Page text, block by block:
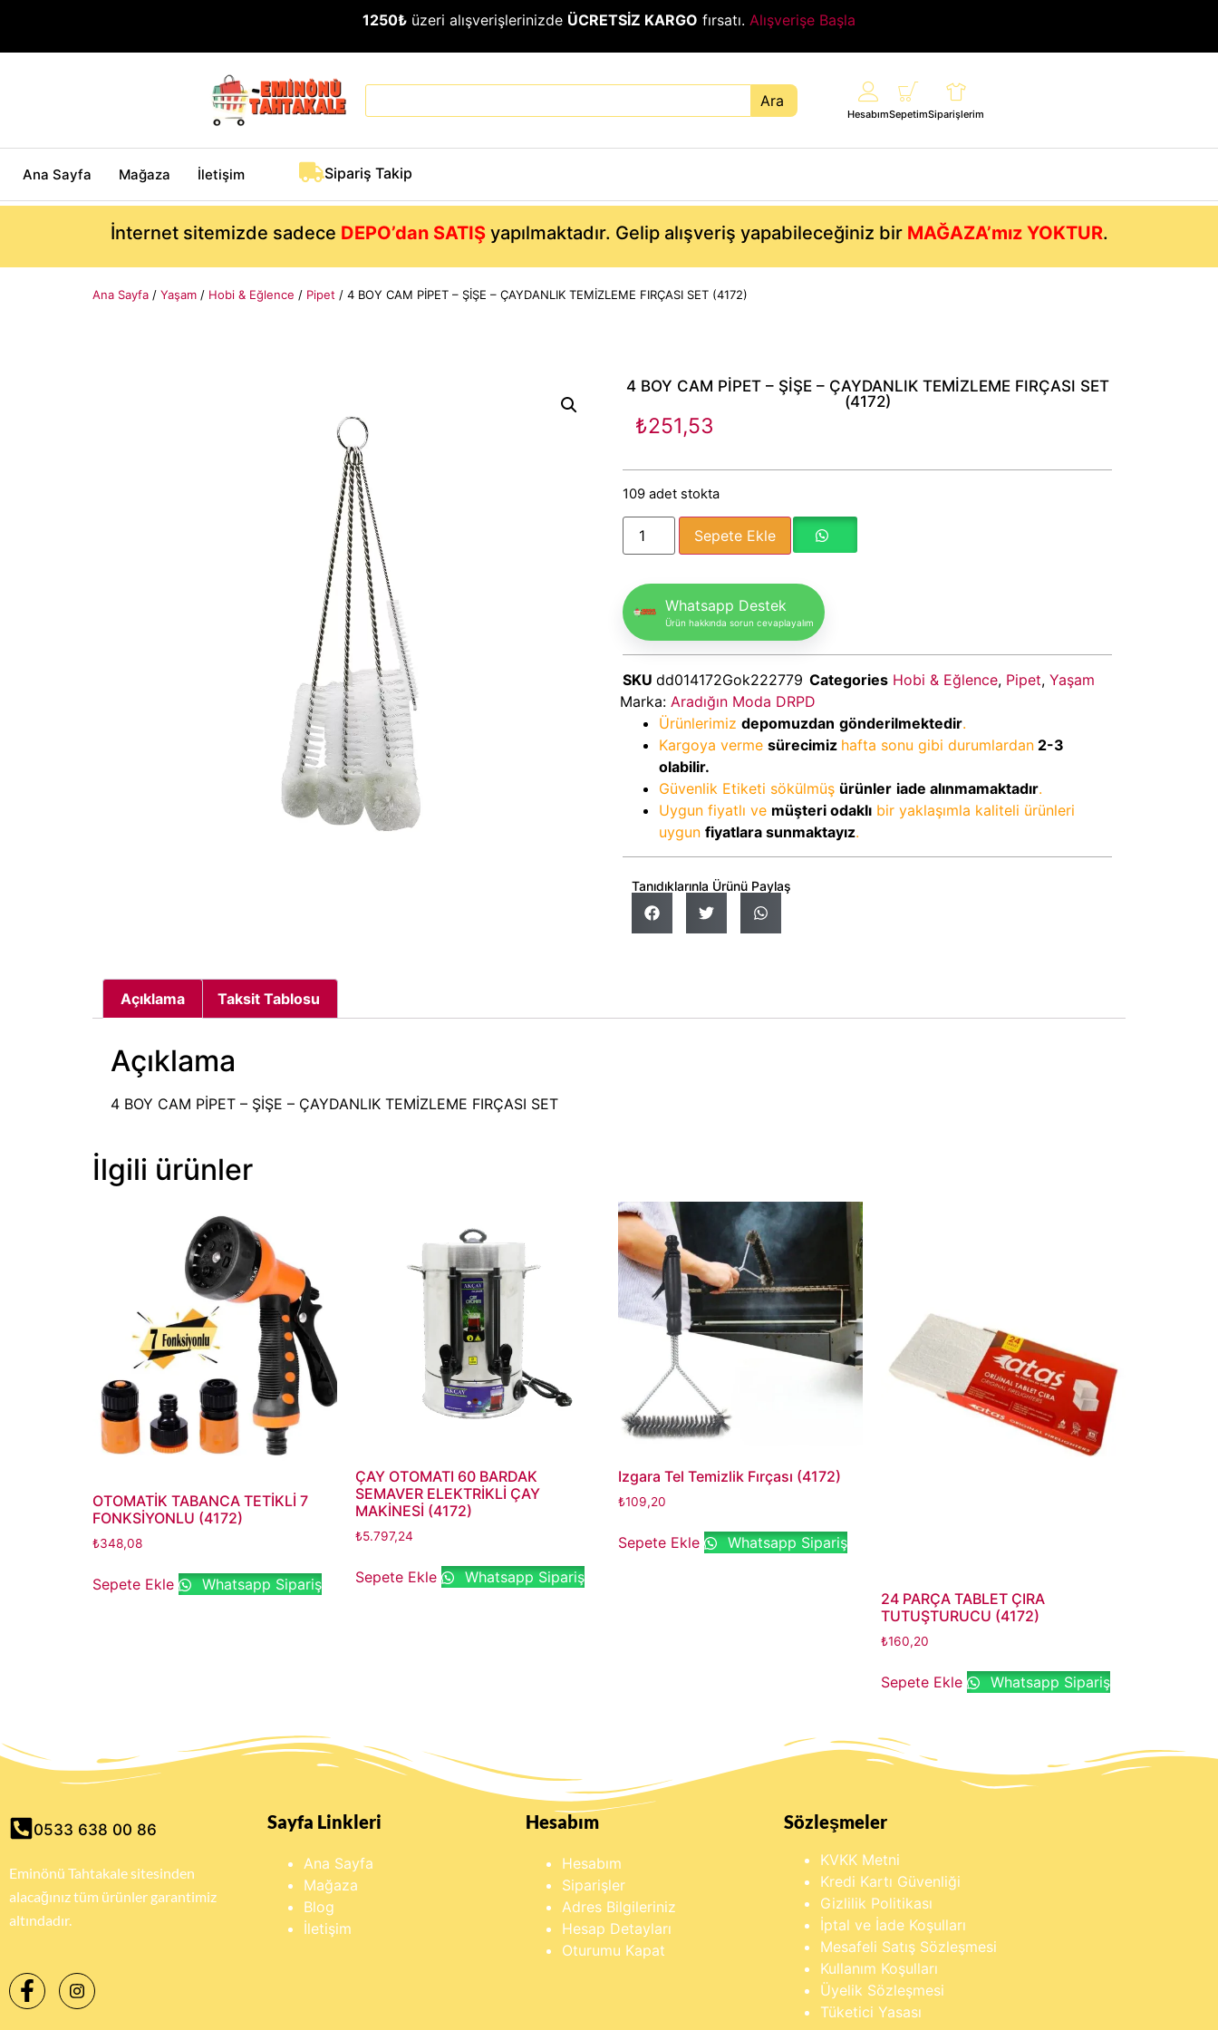
1250₺ üzeri alışverişlerinizde ÜCRETSİZ KARGO fırsatı. Alışverişe Başla
Ara
HesabımSepetimSiparişlerim
Ana Sayfa Mağaza İletişim Sipariş Takip
İnternet sitemizde sadece DEPO’dan SATIŞyapılmaktadır. Gelip alışveriş yapabileceğiniz bir MAĞAZA’mız YOKTUR.
Ana Sayfa / Yaşam / Hobi & Eğlence / Pipet / 4 BOY CAM PİPET – ŞİŞE – ÇAYDANLIK TEMİZLEME FIRÇASI SET (4172)
4 BOY CAM PİPET – ŞİŞE – ÇAYDANLIK TEMİZLEME FIRÇASI SET
(4172)
₺251,53
109 adet stokta
Sepete Ekle
Whatsapp Destek
Ürün hakkında sorun cevaplayalım
SKU dd014172Gok222779 Categories Hobi & Eğlence, Pipet, Yaşam
Marka: Aradığın Moda DRPD
Ürünlerimiz depomuzdan gönderilmektedir.
Kargoya verme sürecimiz hafta sonu gibi durumlardan 2-3
olabilir.
Güvenlik Etiketi sökülmüş ürünler iade alınmamaktadır.
Uygun fiyatlı ve müşteri odaklı bir yaklaşımla kaliteli ürünleri
uygun fiyatlara sunmaktayız.
Tanıdıklarınla Ürünü Paylaş
Açıklama Taksit Tablosu
Açıklama
4 BOY CAM PİPET – ŞİŞE – ÇAYDANLIK TEMİZLEME FIRÇASI SET
İlgili ürünler
OTOMATİK TABANCA TETİKLİ 7
FONKSİYONLU (4172)
₺348,08
Sepete Ekle Whatsapp Sipariş
ÇAY OTOMATI 60 BARDAK
SEMAVER ELEKTRİKLİ ÇAY
MAKİNESİ (4172)
₺5.797,24
Sepete Ekle Whatsapp Sipariş
Izgara Tel Temizlik Fırçası (4172)
₺109,20
Sepete Ekle Whatsapp Sipariş
24 PARÇA TABLET ÇIRA
TUTUŞTURUCU (4172)
₺160,20
Sepete Ekle Whatsapp Sipariş
0533 638 00 86
Eminönü Tahtakale sitesinden
alacağınız tüm ürünler garantimiz
altındadır.
Sayfa Linkleri
Ana Sayfa
Mağaza
Blog
İletişim
Hesabım
Hesabım
Siparişler
Adres Bilgileriniz
Hesap Detayları
Oturumu Kapat
Sözleşmeler
KVKK Metni
Kredi Kartı Güvenliği
Gizlilik Politikası
İptal ve İade Koşulları
Mesafeli Satış Sözleşmesi
Kullanım Koşulları
Üyelik Sözleşmesi
Tüketici Yasası